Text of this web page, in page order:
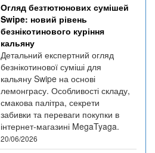
Огляд безтютюнових сумішей
Swipe: новий рівень
безнікотинового куріння
кальяну
Детальний експертний огляд
безнікотинової суміші для
кальяну Swipe на основі
лемонграсу. Особливості складу,
смакова палітра, секрети
забивки та переваги покупки в
інтернет-магазині MegaTyaga.
20/06/2026